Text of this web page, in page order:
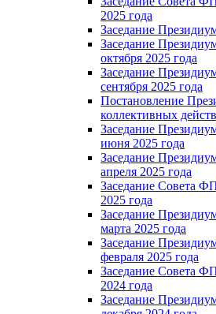
2025 года
Заседание
Заседание
октября 2025 года
Заседание
сентября 2025 года
Постановление
коллективных
Заседание
июня 2025 года
Заседание
апреля 2025 года
Заседание Совета
2025 года
Заседание
марта 2025 года
Заседание
февраля 2025 года
Заседание Совета
2024 года
Заседание